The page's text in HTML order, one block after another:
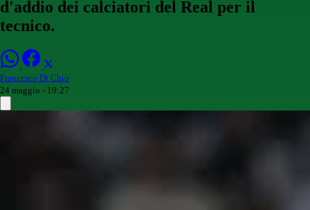
d'addio dei calciatori del Real per il
tecnico.
Francesco Di Chio
24 maggio - 19:27